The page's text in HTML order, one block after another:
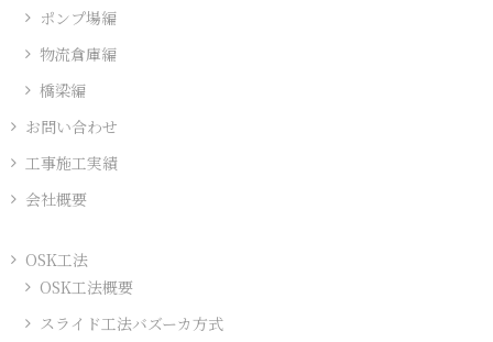
ポンプ場編
物流倉庫編
橋梁編
お問い合わせ
工事施工実績
会社概要
OSK工法
OSK工法概要
スライド工法バズーカ方式